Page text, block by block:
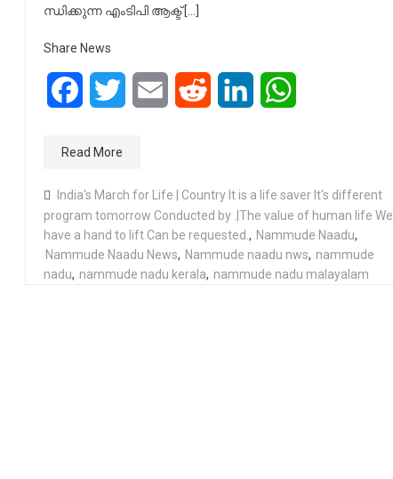
ന്ധി​​​​​ക്കു​​​​​ന്ന എം​​​​​ടി​​​​​പി ആക്ട് […]
Share News
FacebookTwitter Email Reddit LinkedIn
Read More
India's March for Life | Country It is a life saver It's different
program tomorrow Conducted by .|The value of human life We
have a hand to lift Can be requested. , Nammude Naadu,
Nammude Naadu News, Nammude naadu nws, nammude
nadu, nammude nadu kerala, nammude nadu malayalam